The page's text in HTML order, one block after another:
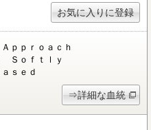
お気に入りに登録
ｐｐｒｏａｃｈ
Ｓｏｆｔｌｙ
ｓｅｄ
⇒詳細な血統